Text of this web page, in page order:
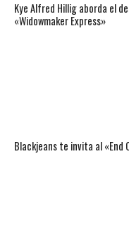
Kye Alfred Hillig aborda el
«Widowmaker Express»
Blackjeans te invita al «End